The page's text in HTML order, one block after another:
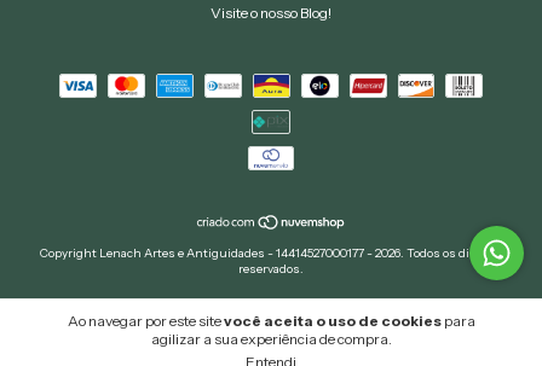
Ao navegar por este sitevocê aceita o uso de cookiespara
agilizar a sua experiência de compra.
Entendi
Visite o nosso Blog!
Copyright Lenach Artes e Antiguidades - 14414527000177 - 2026. Todos os direitos
reservados.